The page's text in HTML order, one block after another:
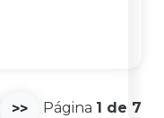
>> Página 1 de 7